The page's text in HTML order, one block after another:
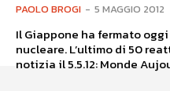
PAOLO BROGI - 5 MAGGIO 2012
Il Giappone ha fermato
nucleare. L’ultimo di 50
notizia il 5.5.12: Monde